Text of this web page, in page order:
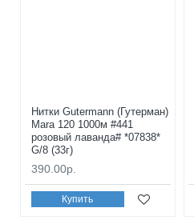
Нитки Gutermann (Гутерман)
Mara 120 1000м #441
розовый лаванда# *07838*
G/8 (33г)
390.00р.
Купить